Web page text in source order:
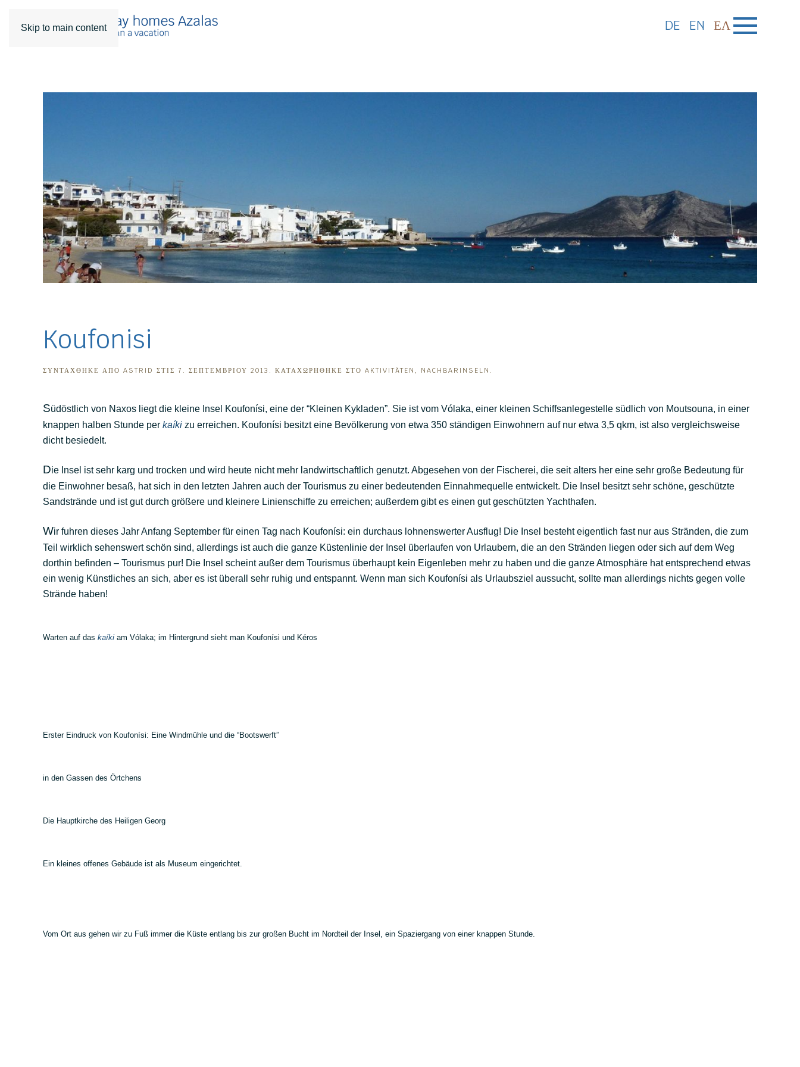
Skip to main content DE EN ΕΛ
Koufonisi
ΣΥΝΤΆΧΘΗΚΕ ΑΠΌ ASTRID ΣΤΙΣ 7. ΣΕΠΤΕΜΒΡΊΟΥ 2013 . ΚΑΤΑΧΩΡΉΘΗΚΕ ΣΤΟ AKTIVITÄTEN NACHBARINSELN
Südöstlich von Naxos liegt die kleine Insel Koufonísi, eine der “Kleinen Kykladen”. Sie ist vom Vólaka, einer kleinen Schiffsanlegestelle südlich von Moutsouna, in einer
knappen halben Stunde per kaíki zu erreichen. Koufonísi besitzt eine Bevölkerung von etwa 350 ständigen Einwohnern auf nur etwa 3,5 qkm, ist also vergleichsweise
dicht besiedelt.
Die Insel ist sehr karg und trocken und wird heute nicht mehr landwirtschaftlich genutzt. Abgesehen von der Fischerei, die seit alters her eine sehr große Bedeutung für
die Einwohner besaß, hat sich in den letzten Jahren auch der Tourismus zu einer bedeutenden Einnahmequelle entwickelt. Die Insel besitzt sehr schöne, geschützte
Sandstrände und ist gut durch größere und kleinere Linienschiffe zu erreichen; außerdem gibt es einen gut geschützten Yachthafen.
Wir fuhren dieses Jahr Anfang September für einen Tag nach Koufonísi: ein durchaus lohnenswerter Ausflug! Die Insel besteht eigentlich fast nur aus Stränden, die zum
Teil wirklich sehenswert schön sind, allerdings ist auch die ganze Küstenlinie der Insel überlaufen von Urlaubern, die an den Stränden liegen oder sich auf dem Weg
dorthin befinden – Tourismus pur! Die Insel scheint außer dem Tourismus überhaupt kein Eigenleben mehr zu haben und die ganze Atmosphäre hat entsprechend etwas
ein wenig Künstliches an sich, aber es ist überall sehr ruhig und entspannt. Wenn man sich Koufonísi als Urlaubsziel aussucht, sollte man allerdings nichts gegen volle
Strände haben!
Warten auf das kaíki am Vólaka; im Hintergrund sieht man Koufonísi und Kéros
Erster Eindruck von Koufonísi: Eine Windmühle und die “Bootswerft”
in den Gassen des Örtchens
Die Hauptkirche des Heiligen Georg
Ein kleines offenes Gebäude ist als Museum eingerichtet.
Vom Ort aus gehen wir zu Fuß immer die Küste entlang bis zur großen Bucht im Nordteil der Insel, ein Spaziergang von einer knappen Stunde.